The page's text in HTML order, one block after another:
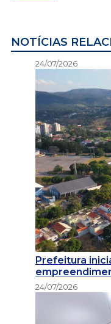
NOTÍCIAS
24/07/2026
Prefeitura
24/07/2026